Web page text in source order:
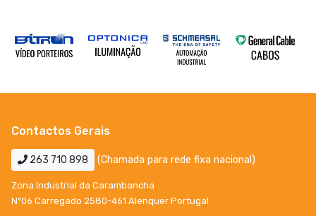
Contactos Gerais
263 710 898 (Chamada para rede fixa nacional)
Zona Industrial da Carambancha
Nº06 Carregado 2580-461 Alenquer Portugal